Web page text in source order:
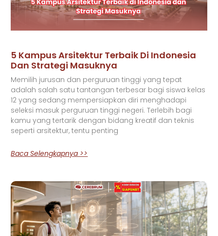
5 Kampus Arsitektur Terbaik Di Indonesia
Dan Strategi Masuknya
Memilih jurusan dan perguruan tinggi yang tepat
adalah salah satu tantangan terbesar bagi siswa kelas
12 yang sedang mempersiapkan diri menghadapi
seleksi masuk perguruan tinggi negeri. Terlebih bagi
kamu yang tertarik dengan bidang kreatif dan teknis
seperti arsitektur, tentu penting
Baca Selengkapnya >>